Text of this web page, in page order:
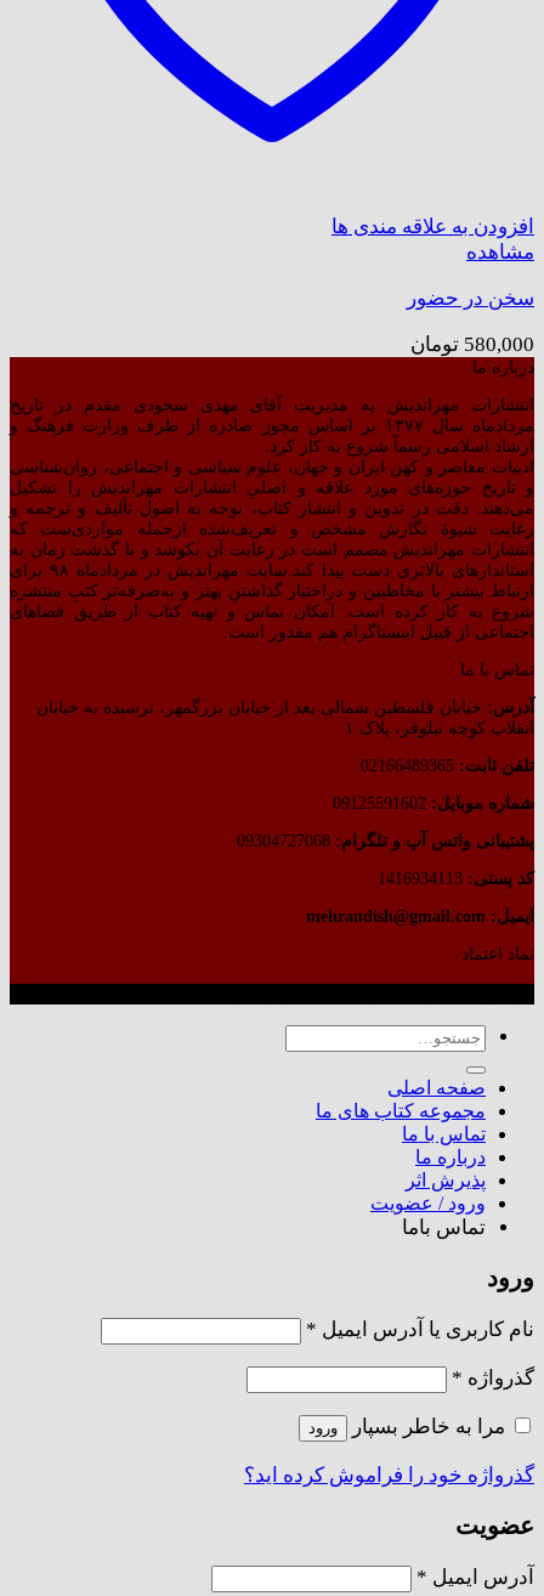
افزودن به علاقه مندی ها
مشاهده
سخن در حضور
580,000 تومان
درباره ما
انتشارات مهراندیش به مدیریت آقای مهدی سجودی مقدم در تاریخ
مردادماه سال ۱۳۷۷ بر اساس مجوز صادره از طرف وزارت فرهنگ و
ارشاد اسلامی رسماً شروع به کار کرد.
ادبیات معاصر و کهن ایران و جهان، علوم سیاسی و اجتماعی، روان‌شناسی
و تاریخ حوزه‌های مورد علاقه و اصلیِ انتشارات مهراندیش را تشکیل
می‌دهند. دقت در تدوین و انتشار کتاب،‌ توجه به اصول تألیف و ترجمه و
رعایت شیوهٔ نگارش مشخص و تعریف‌شده ازجمله مواردی‌ست که
انتشارات مهراندیش مصمم است در رعایت آن بکوشد و با گذشت زمان به
استاندارهای بالاتری دست پیدا کند.سایت مهراندیش در مردادماه ۹۸ برای
ارتباط بیشتر با مخاطبین و دراختیار گذاشتنِ بهتر و به‌صرفه‌تر کتبِ منتشره
شروع به کار کرده است. امکان تماس و تهیه کتاب از طریق فضاهای
اجتماعی از قبیل اینستاگرام هم مقدور است.
تماس با ما
آدرس: خیابان فلسطین شمالی بعد از خیابان بزرگمهر، نرسیده به خیابان
انقلاب کوچه نیلوفر، پلاک ۱
تلفن ثابت:
شماره موبایل:
پشتیبانی واتس آپ و تلگرام:
کد پستی:
ایمیل: mehrandish@gmail.com
نماد اعتماد
جستجو
برای:
صفحه اصلی
مجموعه کتاب های ما
تماس با ما
درباره ما
پذیرش اثر
ورود / عضویت
تماس باما
ورود
نام کاربری یا آدرس ایمیل *
گذرواژه *
مرا به خاطر بسپار ورود
گذرواژه خود را فراموش کرده اید؟
عضویت
آدرس ایمیل *